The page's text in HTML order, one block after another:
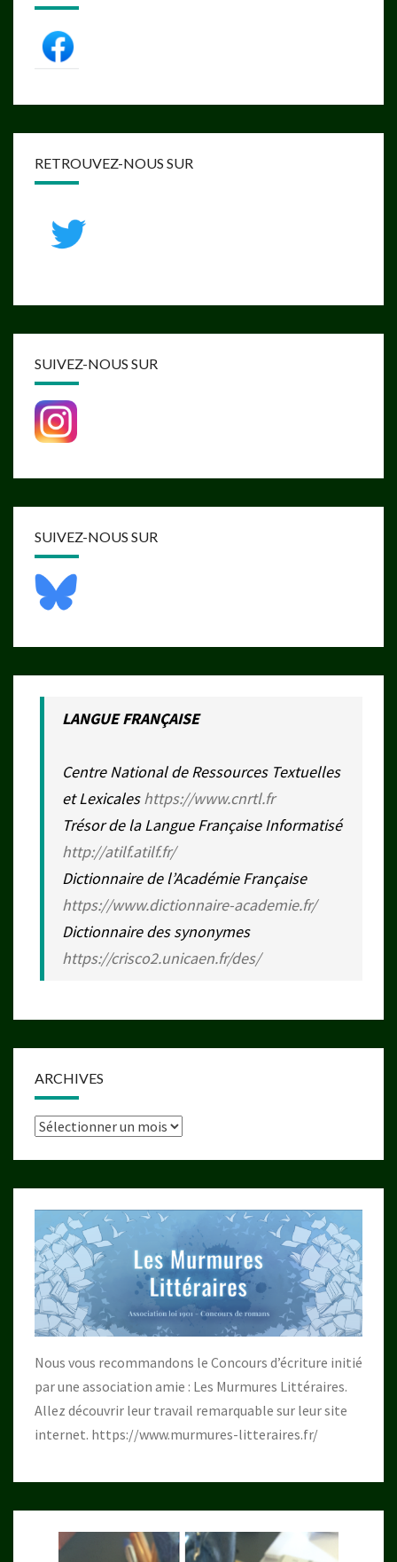
RETROUVEZ-NOUS SUR
SUIVEZ-NOUS SUR
SUIVEZ-NOUS SUR
LANGUE FRANÇAISE
Centre National de Ressources Textuelles
et Lexicaleshttps://www.cnrtl.fr
Trésor de la Langue Française Informatisé
http://atilf.atilf.fr/
Dictionnaire de l’Académie Française
https://www.dictionnaire-academie.fr/
Dictionnaire des synonymes
https://crisco2.unicaen.fr/des/
ARCHIVES
Archives
Nous vous recommandons le Concours d’écriture initié
par une association amie : Les Murmures Littéraires.
Allez découvrir leur travail remarquable sur leur site
internet. https://www.murmures-litteraires.fr/